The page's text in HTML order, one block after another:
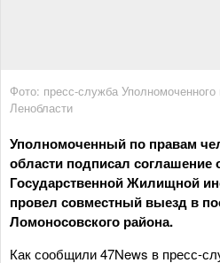
Фото: пресс-служба
Ленобласти
Уполномоченный по правам
области подписал соглашение
Государственной Жилищной
провел совместный выезд в
Ломоносовского района.
Как сообщили 47News в пресс-